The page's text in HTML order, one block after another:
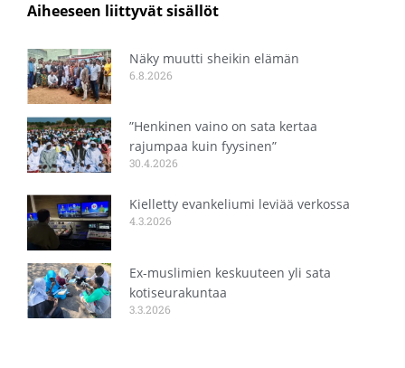
Aiheeseen liittyvät sisällöt
Näky muutti sheikin elämän
6.8.2026
”Henkinen vaino on sata kertaa
rajumpaa kuin fyysinen”
30.4.2026
Kielletty evankeliumi leviää verkossa
4.3.2026
Ex-muslimien keskuuteen yli sata
kotiseurakuntaa
3.3.2026